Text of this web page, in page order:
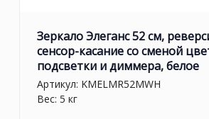
Зеркало Элеганс 52 см,
сенсор-касание со сменой
подсветки и диммера, белое
Артикул: KMELMR52MWH
Вес: 5 кг